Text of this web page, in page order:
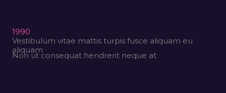
1990
Vestibulum vitae mattis turpis fusce aliquam eu
aliquam
Non ut consequat hendrerit neque at